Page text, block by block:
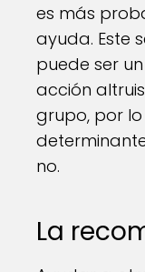
es más
ayuda. Este
puede ser
acción
grupo, por
no.
La